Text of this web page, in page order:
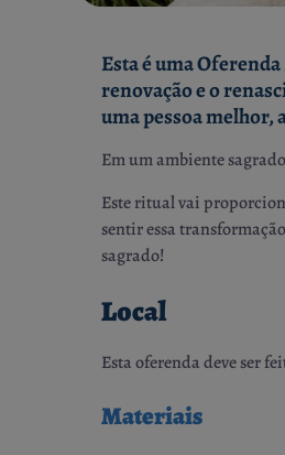
Esta é uma
renovação e o
uma pessoa melhor,
Em um ambiente
Este ritual vai
sentir essa
sagrado!
Local
Esta oferenda deve ser
Materiais